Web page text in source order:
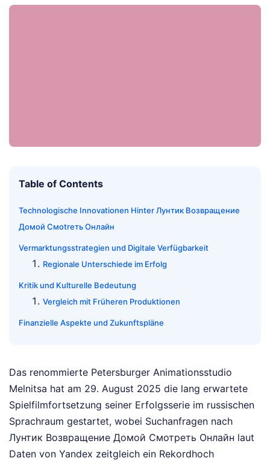
Table of Contents
Technologische Innovationen Hinter Лунтик Возвращение
Домой Смоtreть Онлайн
Vermarktungsstrategien und Digitale Verfügbarkeit
Regionale Unterschiede im Erfolg
Kritik und Kulturelle Bedeutung
Vergleich mit Früheren Produktionen
Finanzielle Aspekte und Zukunftspläne
Das renommierte Petersburger Animationsstudio
Melnitsa hat am 29. August 2025 die lang erwartete
Spielfilmfortsetzung seiner Erfolgsserie im russischen
Sprachraum gestartet, wobei Suchanfragen nach
Лунтик Возвращение Домой Смотреть Онлайн laut
Daten von Yandex zeitgleich ein Rekordhoch